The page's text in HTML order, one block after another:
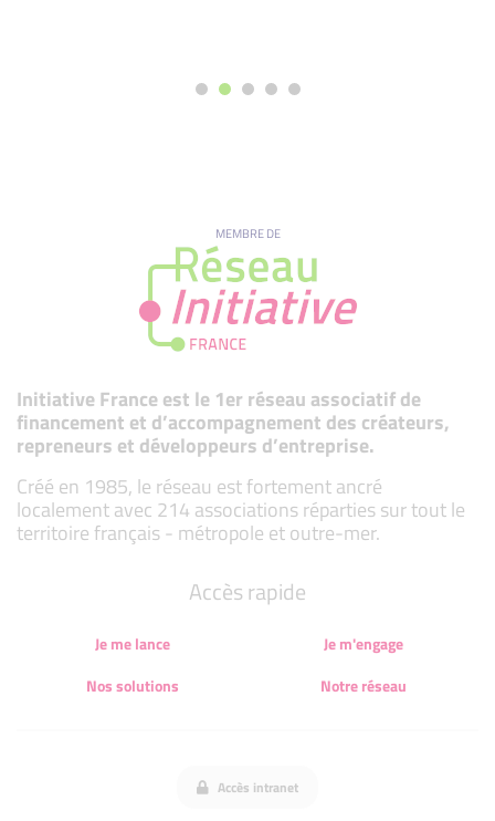
MEMBRE DE
Initiative France est le 1er réseau associatif de
financement et d’accompagnement des créateurs,
repreneurs et développeurs d’entreprise.
Créé en 1985, le réseau est fortement ancré
localement avec 214 associations réparties sur tout le
territoire français - métropole et outre-mer.
Accès rapide
Je me lance
Je m'engage
Nos solutions
Notre réseau
Accès intranet